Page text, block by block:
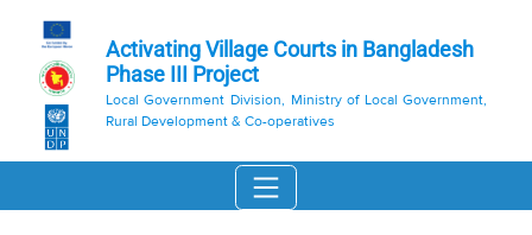
Activating Village Courts in Bangladesh
Phase III Project
Local Government Division, Ministry of Local Government,
Rural Development & Co-operatives